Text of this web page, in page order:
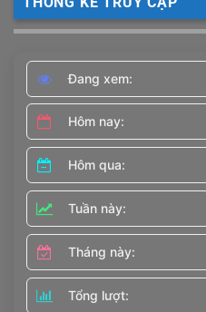
Đang xem:
Hôm nay:
Hôm qua:
Tuần này:
Tháng này:
Tổng lượt: